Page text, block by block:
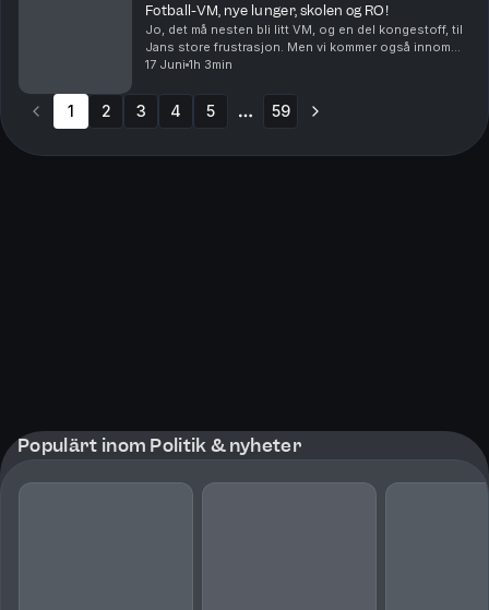
Fotball-VM, nye lunger, skolen og RO!
Jo, det må nesten bli litt VM, og en del kongestoff, til
Jans store frustrasjon. Men vi kommer også innom
alvorlige ting som skole, drapsforbund og
17 Juni 1h 3min
1 2 3 4 5 59
Populärt inom Politik & nyheter